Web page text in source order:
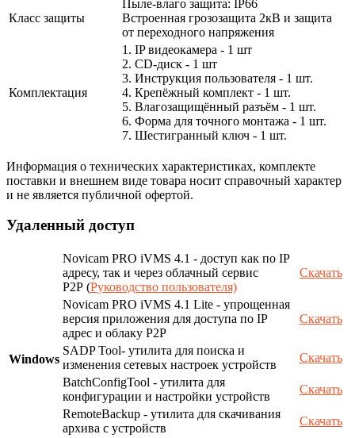
Класс защиты
Пыле-влаго защита: IP66
Встроенная грозозащита 2кВ и защита
от переходного напряжения
Комплектация
1. IP видеокамера - 1 шт
2. СD-диск - 1 шт
3. Инструкция пользователя - 1 шт.
4. Крепёжный комплект - 1 шт.
5. Влагозащищённый разъём - 1 шт.
6. Форма для точного монтажа - 1 шт.
7. Шестигранный ключ - 1 шт.
Информация о технических характеристиках, комплекте
поставки и внешнем виде товара носит справочный характер
и не является публичной офертой.
Удаленный доступ
Windows
Novicam PRO iVMS 4.1 - доступ как по IP
адресу, так и через облачный сервис
P2P (Руководство пользователя)
Скачать
Novicam PRO iVMS 4.1 Lite - упрощенная
версия приложения для доступа по IP
адрес и облаку P2P
Скачать
SADP Tool- утилита для поиска и
изменения сетевых настроек устройств
Скачать
BatchConfigTool - утилита для
конфигурации и настройки устройств
Скачать
RemoteBackup - утилита для скачивания
архива с устройств
Скачать